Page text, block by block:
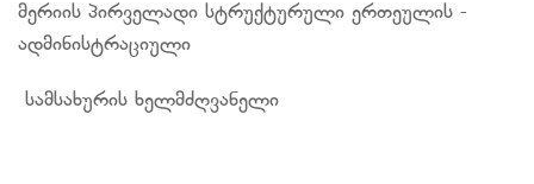
მერიის პირველადი სტრუქტურული ერთეულის -
ადმინისტრაციული
სამსახურის ხელმძღვანელი